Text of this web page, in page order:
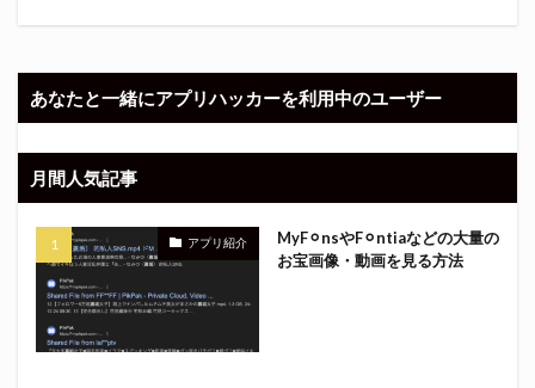
あなたと一緒にアプリハッカーを利用中のユーザー
月間人気記事
アプリ紹介
MyF⚪︎nsやF⚪︎ntiaなどの大量の
お宝画像・動画を見る方法